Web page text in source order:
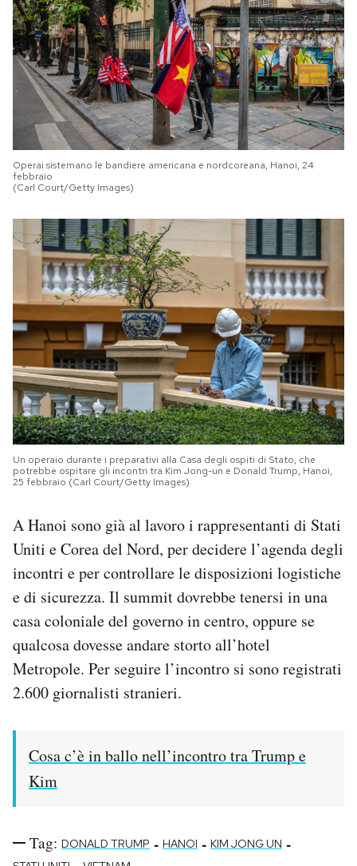
Operai sistemano le bandiere americana e nordcoreana, Hanoi, 24
febbraio
(Carl Court/Getty Images)
Un operaio durante i preparativi alla Casa degli ospiti di Stato, che
potrebbe ospitare gli incontri tra Kim Jong-un e Donald Trump, Hanoi,
25 febbraio (Carl Court/Getty Images)
A Hanoi sono già al lavoro i rappresentanti di Stati
Uniti e Corea del Nord, per decidere l’agenda degli
incontri e per controllare le disposizioni logistiche
e di sicurezza. Il summit dovrebbe tenersi in una
casa coloniale del governo in centro, oppure se
qualcosa dovesse andare storto all’hotel
Metropole. Per seguire l’incontro si sono registrati
2.600 giornalisti stranieri.
Cosa c’è in ballo nell’incontro tra Trump e
Kim
Tag: DONALD TRUMP - HANOI - KIM JONG UN -